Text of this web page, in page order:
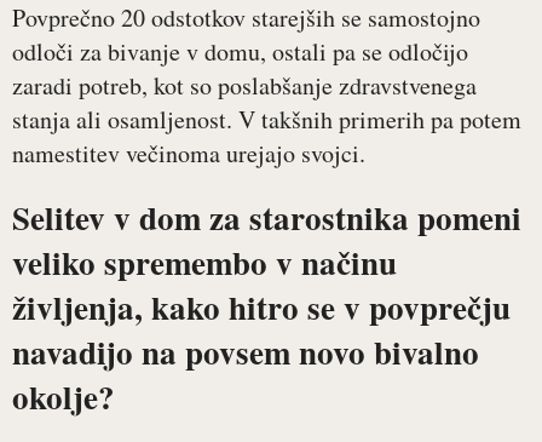
Povprečno 20 odstotkov starejših se samostojno
odloči za bivanje v domu, ostali pa se odločijo
zaradi potreb, kot so poslabšanje zdravstvenega
stanja ali osamljenost. V takšnih primerih pa potem
namestitev večinoma urejajo svojci.
Selitev v dom za starostnika pomeni
veliko spremembo v načinu
življenja, kako hitro se v povprečju
navadijo na povsem novo bivalno
okolje?